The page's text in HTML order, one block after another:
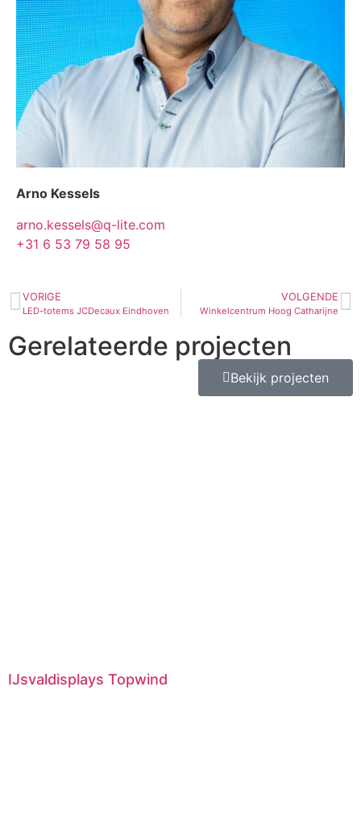
Arno Kessels
arno.kessels@q-lite.com
+31 6 53 79 58 95
VORIGE
LED-totems JCDecaux Eindhoven
VOLGENDE
Winkelcentrum Hoog Catharijne
Gerelateerde projecten
Bekijk projecten
IJsvaldisplays Topwind